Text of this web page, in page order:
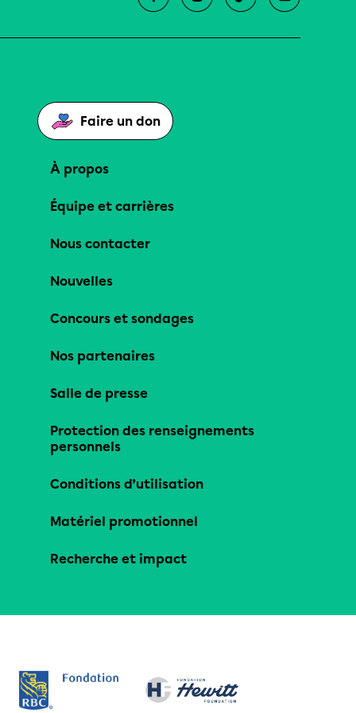
Faire un don
À propos
Équipe et carrières
Nous contacter
Nouvelles
Concours et sondages
Nos partenaires
Salle de presse
Protection des renseignements
personnels
Conditions d’utilisation
Matériel promotionnel
Recherche et impact